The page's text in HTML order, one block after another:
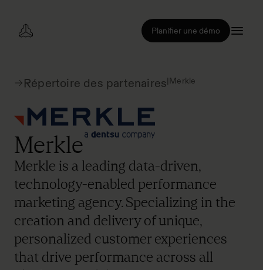
Planifier une démo
Répertoire des partenaires|Merkle
Merkle
Merkle is a leading data-driven,
technology-enabled performance
marketing agency. Specializing in the
creation and delivery of unique,
personalized customer experiences
that drive performance across all